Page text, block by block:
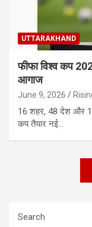
UTTARAKHAND
फीफा विश्व कप
आगाज
June 9, 2026
16 शहर, 48 देश और
कप तैयार नई…
Search